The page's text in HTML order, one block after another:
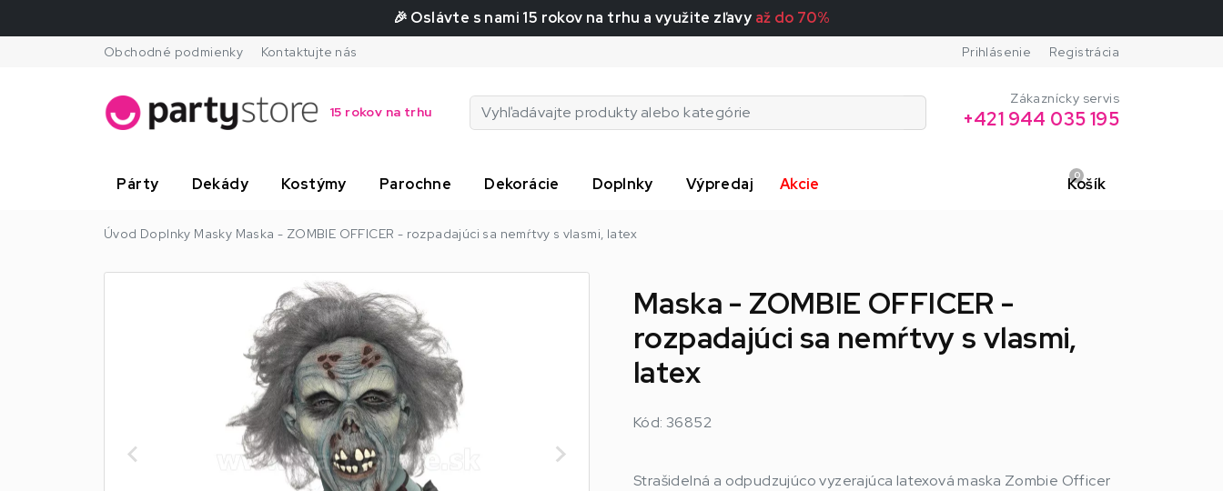
🎉 Oslávte s nami 15 rokov na trhu a využite zľavy až do 70%
Obchodné podmienky Kontaktujte nás Prihlásenie Registrácia
15 rokov na trhu
Zákaznícky servis
+421 944 035 195
Párty Dekády Kostýmy Parochne Dekorácie Doplnky Výpredaj Akcie 0
Košík
Úvod Doplnky Masky Maska - ZOMBIE OFFICER - rozpadajúci sa nemŕtvy s vlasmi, latex
Maska - ZOMBIE OFFICER -
rozpadajúci sa nemŕtvy s vlasmi,
latex
Kód: 36852
Strašidelná a odpudzujúco vyzerajúca latexová maska Zombie Officer